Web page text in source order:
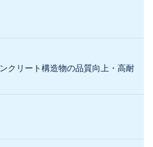
クリート構造物の品質向上・高耐